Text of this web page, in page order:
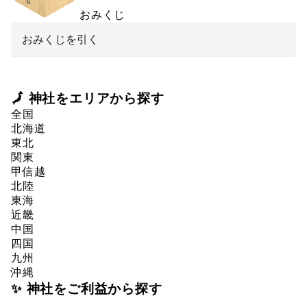
おみくじ
おみくじを引く
🗾 神社をエリアから探す
全国
北海道
東北
関東
甲信越
北陸
東海
近畿
中国
四国
九州
沖縄
✨ 神社をご利益から探す